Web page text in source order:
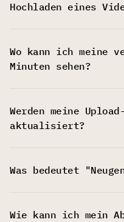
Hochladen eines
Wo kann ich meine
Minuten sehen?
Werden meine
aktualisiert?
Was bedeutet
Wie kann ich mein